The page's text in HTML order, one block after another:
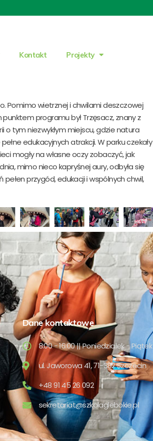
Kontakt Projekty
Pomimo wietrznej i chwilami deszczowej
programu był Trzęsacz, znany z
o tym niezwykłym miejscu, gdzie natura
edukacyjnych atrakcji. W parku czekały
mogły na własne oczy zobaczyć, jak
mimo nieco kapryśnej aury, odbyła się
pełen przygód, edukacji i wspólnych chwil,
Dane kontaktowe
8:00 - 16:00 || Poniedziałek - Piątek
ul. Jaworowa 41, 71-382 Szczecin
+48 91 45 26 092
sekretariat@szkolaglebokie.pl